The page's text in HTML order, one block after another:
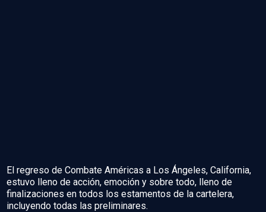
El regreso de Combate Américas a Los Ángeles, California,
estuvo lleno de acción, emoción y sobre todo, lleno de
finalizaciones en todos los estamentos de la cartelera,
incluyendo todas las preliminares.